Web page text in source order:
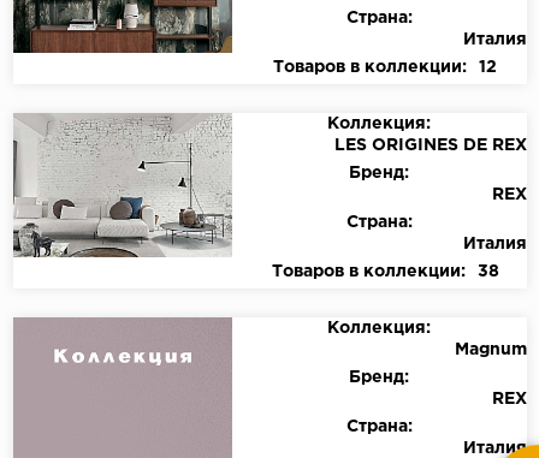
Страна:
Италия
Товаров в коллекции:
12
Коллекция:
LES ORIGINES DE REX
Бренд:
REX
Страна:
Италия
Товаров в коллекции:
38
Коллекция:
Magnum
Бренд:
REX
Страна:
Италия